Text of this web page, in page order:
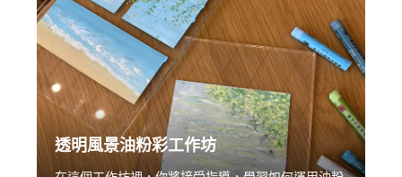
透明風景油粉彩工作坊